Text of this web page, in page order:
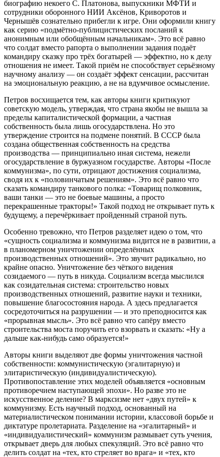
биографию некоего С. Платонова, выпускники МФТИ и
сотрудники оборонного НИИ Аксёнов, Криворотов и
Чернышёв сознательно прибегли к игре. Они оформили книгу
как серию «подмётно‑публицистических посланий к
анонимным или обобщённым начальникам». Это всё равно
что солдат вместо рапорта о выполнении задания подаёт
командиру сказку про трёх богатырей — эффектно, но к делу
отношения не имеет. Такой приём не способствует серьёзному
научному анализу — он создаёт эффект сенсации, рассчитан
на эмоциональную реакцию, а не на вдумчивое осмысление.
Петров восхищается тем, как авторы книги критикуют
советскую модель, утверждая, что страна якобы не вышла за
пределы капиталистической формации, а частная
собственность была лишь огосударствлена. Но это
утверждение строится на подмене понятий. В СССР была
создана общественная собственность на средства
производства — принципиально иная система, нежели
огосударствление в буржуазном государстве. Авторы «После
коммунизма», по сути, отрицают достижения социализма,
сводя их к «половинчатым решениям». Это всё равно что
сказать командиру танкового полка: «Товарищ полковник,
ваши танки — это не боевые машины, а просто
перекрашенные тракторы!» Такой подход не открывает путь к
будущему, а перечёркивает пройденный страной путь.
Особенно тревожно, что Петров разделяет идею о том, что
«сущность социализма и коммунизма видится не в развитии, а
в планомерном уничтожении определённых
производственных отношений». Это звучит радикально, но
крайне опасно. Уничтожение без чёткого видения
созидаемого — путь в никуда. Социализм всегда мыслился
как созидательная система: строительство новых
производственных отношений, развитие науки и техники,
повышение благосостояния народа. А здесь предлагается
сосредоточиться на разрушении — и это преподносится как
«прорывная мысль». Это всё равно что сапёру вместо
строительства моста поручить его взорвать и сказать: «Ну а
дальше как‑нибудь само образуется!»
Авторы книги выделяют две формы уничтожения частной
собственности: коммунистическую (эгалитарную) и
элитаристическую (индивидуалистическую).
Противопоставление этих моделей объявляется «основным
противоречием наступающей эпохи». Но разве это не
искусственное деление? В марксизме нет «двух путей» к
коммунизму. Есть научный подход, основанный на
материалистическом понимании истории, классовой борьбе и
диктатуре пролетариата. Разделение на «эгалитарный» и
«индивидуалистический» коммунизм размывает суть учения,
открывает дверь для любых спекуляций. Это всё равно что
делить солдат на «тех, кто стреляет во врага» и «тех, кто